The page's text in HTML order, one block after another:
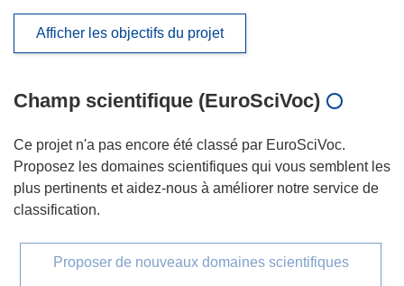
Afficher les objectifs du projet
Champ scientifique (EuroSciVoc)
Ce projet n'a pas encore été classé par EuroSciVoc.
Proposez les domaines scientifiques qui vous semblent les
plus pertinents et aidez-nous à améliorer notre service de
classification.
Proposer de nouveaux domaines scientifiques